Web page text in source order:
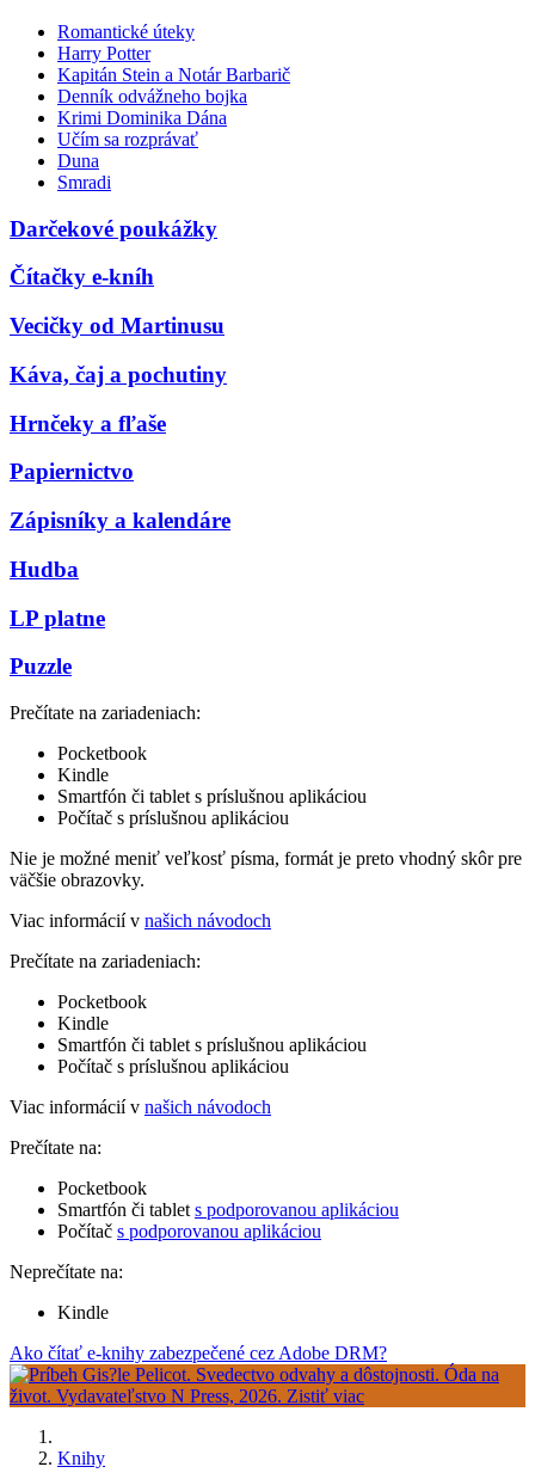
Romantické úteky
Harry Potter
Kapitán Stein a Notár Barbarič
Denník odvážneho bojka
Krimi Dominika Dána
Učím sa rozprávať
Duna
Smradi
Darčekové poukážky
Čítačky e-kníh
Vecičky od Martinusu
Káva, čaj a pochutiny
Hrnčeky a fľaše
Papiernictvo
Zápisníky a kalendáre
Hudba
LP platne
Puzzle
Prečítate na zariadeniach:
Pocketbook
Kindle
Smartfón či tablet s príslušnou aplikáciou
Počítač s príslušnou aplikáciou
Nie je možné meniť veľkosť písma, formát je preto vhodný skôr pre
väčšie obrazovky.
Viac informácií v našich návodoch
Prečítate na zariadeniach:
Pocketbook
Kindle
Smartfón či tablet s príslušnou aplikáciou
Počítač s príslušnou aplikáciou
Viac informácií v našich návodoch
Prečítate na:
Pocketbook
Smartfón či tablet s podporovanou aplikáciou
Počítač s podporovanou aplikáciou
Neprečítate na:
Kindle
Ako čítať e-knihy zabezpečené cez Adobe DRM?
Knihy